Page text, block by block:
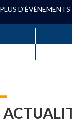
PLUS D'ÉVÉNEMENTS